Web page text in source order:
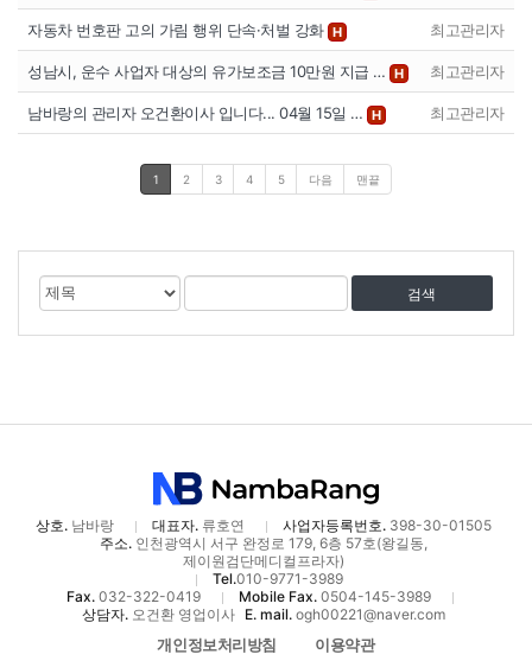
자동차 번호판 고의 가림 행위 단속·처벌 강화 H 최고관리자
성남시, 운수 사업자 대상의 유가보조금 10만원 지급 … H 최고관리자
남바랑의 관리자 오건환이사 입니다... 04월 15일 … H 최고관리자
1 2 3 4 5 다음 맨끝
게
물
검
색
대
검
어
상호.남바랑 대표자.류호연 사업자등록번호.398-30-01505
주소.인천광역시 서구 완정로 179, 6층 57호(왕길동,
제이원검단메디컬프라자)
Tel.010-9771-3989
Fax. 032-322-0419 Mobile Fax. 0504-145-3989
상담자.오건환 영업이사 E. mail.ogh00221@naver.com
개인정보처리방침 이용약관